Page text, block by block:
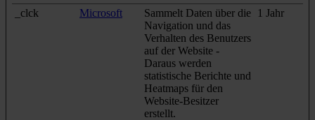
_clck Microsoft
Sammelt Daten über die
Navigation und das
Verhalten des Benutzers
auf der Website -
Daraus werden
statistische Berichte und
Heatmaps für den
Website-Besitzer
erstellt.
1 Jahr